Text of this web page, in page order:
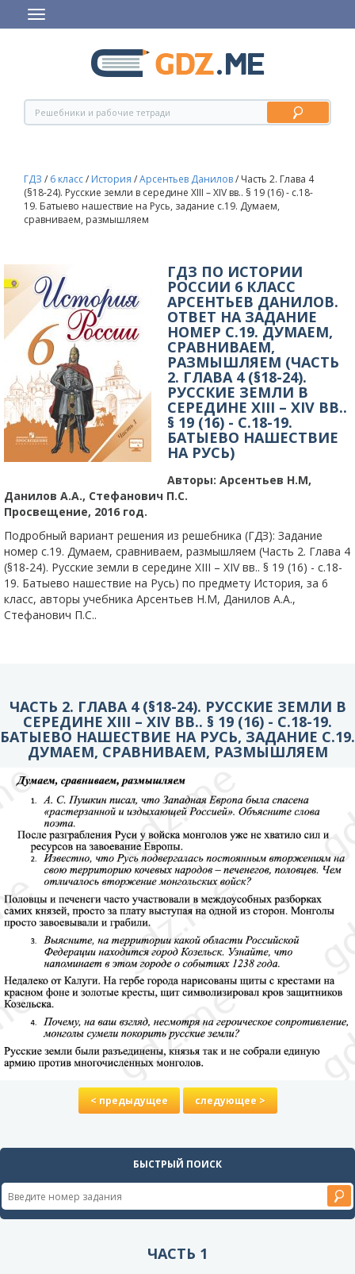
ГДЗ / 6 класс/ История /Арсентьев Данилов/ Часть 2. Глава 4
(§18-24). Русские земли в середине XIII – XIV вв.. § 19 (16) - c.18-
19. Батыево нашествие на Русь, задание с.19. Думаем,
сравниваем, размышляем
ГДЗ ПО ИСТОРИИ
РОССИИ 6 КЛАСС
АРСЕНТЬЕВ ДАНИЛОВ.
ОТВЕТ НА ЗАДАНИЕ
НОМЕР С.19. ДУМАЕМ,
СРАВНИВАЕМ,
РАЗМЫШЛЯЕМ (ЧАСТЬ
2. ГЛАВА 4 (§18-24).
РУССКИЕ ЗЕМЛИ В
СЕРЕДИНЕ XIII – XIV ВВ..
§ 19 (16) - C.18-19.
БАТЫЕВО НАШЕСТВИЕ
НА РУСЬ)
Авторы: Арсентьев Н.М,
Данилов А.А., Стефанович П.С.
Просвещение, 2016 год.
Подробный вариант решения из решебника (ГДЗ): Задание
номер с.19. Думаем, сравниваем, размышляем (Часть 2. Глава 4
(§18-24). Русские земли в середине XIII – XIV вв.. § 19 (16) - c.18-
19. Батыево нашествие на Русь) по предмету История, за 6
класс, авторы учебника Арсентьев Н.М, Данилов А.А.,
Стефанович П.С..
ЧАСТЬ 2. ГЛАВА 4 (§18-24). РУССКИЕ ЗЕМЛИ В
СЕРЕДИНЕ XIII – XIV ВВ.. § 19 (16) - C.18-19.
БАТЫЕВО НАШЕСТВИЕ НА РУСЬ, ЗАДАНИЕ С.19.
ДУМАЕМ, СРАВНИВАЕМ, РАЗМЫШЛЯЕМ
< предыдущее следующее >
БЫСТРЫЙ ПОИСК
ЧАСТЬ 1